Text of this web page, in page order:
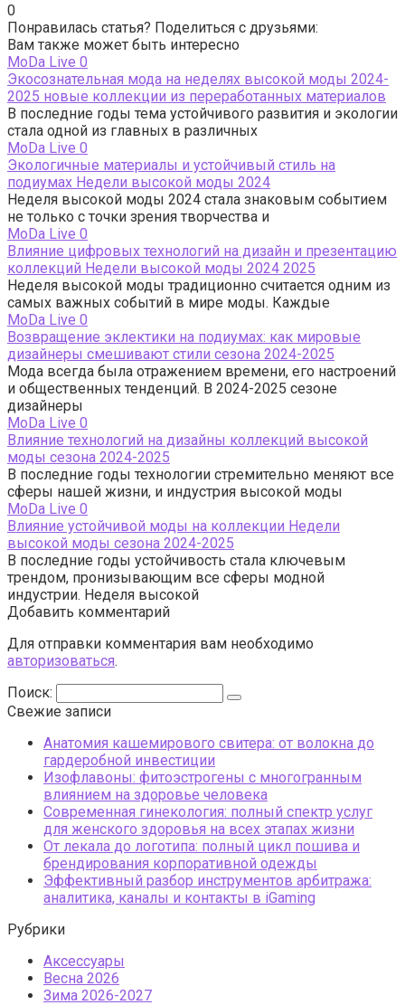
0
Понравилась статья? Поделиться с друзьями:
Вам также может быть интересно
МоDа Live 0
Экосознательная мода на неделях высокой моды 2024-
2025 новые коллекции из переработанных материалов
В последние годы тема устойчивого развития и экологии
стала одной из главных в различных
МоDа Live 0
Экологичные материалы и устойчивый стиль на
подиумах Недели высокой моды 2024
Неделя высокой моды 2024 стала знаковым событием
не только с точки зрения творчества и
МоDа Live 0
Влияние цифровых технологий на дизайн и презентацию
коллекций Недели высокой моды 2024 2025
Неделя высокой моды традиционно считается одним из
самых важных событий в мире моды. Каждые
МоDа Live 0
Возвращение эклектики на подиумах: как мировые
дизайнеры смешивают стили сезона 2024-2025
Мода всегда была отражением времени, его настроений
и общественных тенденций. В 2024-2025 сезоне
дизайнеры
МоDа Live 0
Влияние технологий на дизайны коллекций высокой
моды сезона 2024-2025
В последние годы технологии стремительно меняют все
сферы нашей жизни, и индустрия высокой моды
МоDа Live 0
Влияние устойчивой моды на коллекции Недели
высокой моды сезона 2024-2025
В последние годы устойчивость стала ключевым
трендом, пронизывающим все сферы модной
индустрии. Неделя высокой
Добавить комментарий
Для отправки комментария вам необходимо
авторизоваться.
Поиск:
Свежие записи
Анатомия кашемирового свитера: от волокна до
гардеробной инвестиции
Изофлавоны: фитоэстрогены с многогранным
влиянием на здоровье человека
Современная гинекология: полный спектр услуг
для женского здоровья на всех этапах жизни
От лекала до логотипа: полный цикл пошива и
брендирования корпоративной одежды
Эффективный разбор инструментов арбитража:
аналитика, каналы и контакты в iGaming
Рубрики
Аксессуары
Весна 2026
Зима 2026-2027